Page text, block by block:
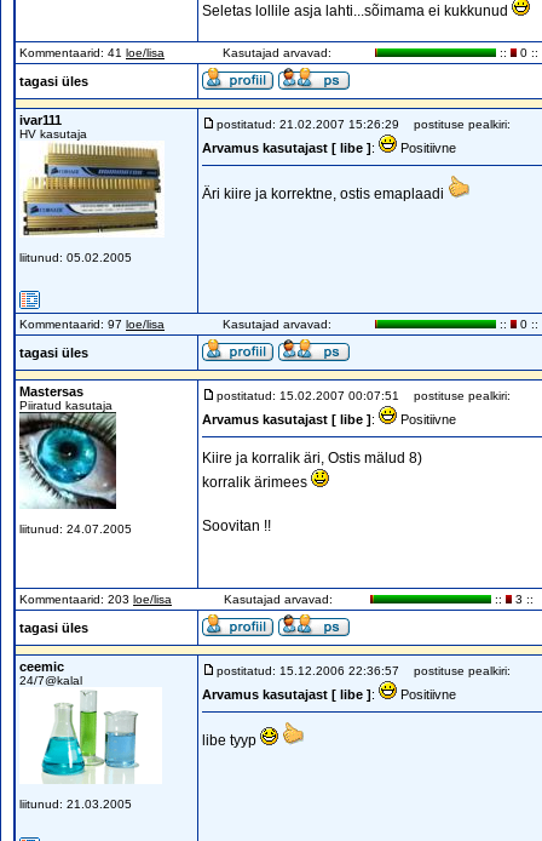
Seletas lollile asja lahti...sõimama ei kukkunud
Kommentaarid: 41 loe/lisa Kasutajad arvavad: :: 0 ::
tagasi üles
ivar111
HV kasutaja
liitunud: 05.02.2005
postitatud: 21.02.2007 15:26:29 postituse pealkiri:
Arvamus kasutajast [ libe ]: Positiivne
Äri kiire ja korrektne, ostis emaplaadi
Kommentaarid: 97 loe/lisa Kasutajad arvavad: :: 0 ::
tagasi üles
Mastersas
Piiratud kasutaja
liitunud: 24.07.2005
postitatud: 15.02.2007 00:07:51 postituse pealkiri:
Arvamus kasutajast [ libe ]: Positiivne
Kiire ja korralik äri, Ostis mälud 8)
korralik ärimees
Soovitan !!
Kommentaarid: 203 loe/lisa Kasutajad arvavad: :: 3 ::
tagasi üles
ceemic
24/7@kalal
liitunud: 21.03.2005
postitatud: 15.12.2006 22:36:57 postituse pealkiri:
Arvamus kasutajast [ libe ]: Positiivne
libe tyyp